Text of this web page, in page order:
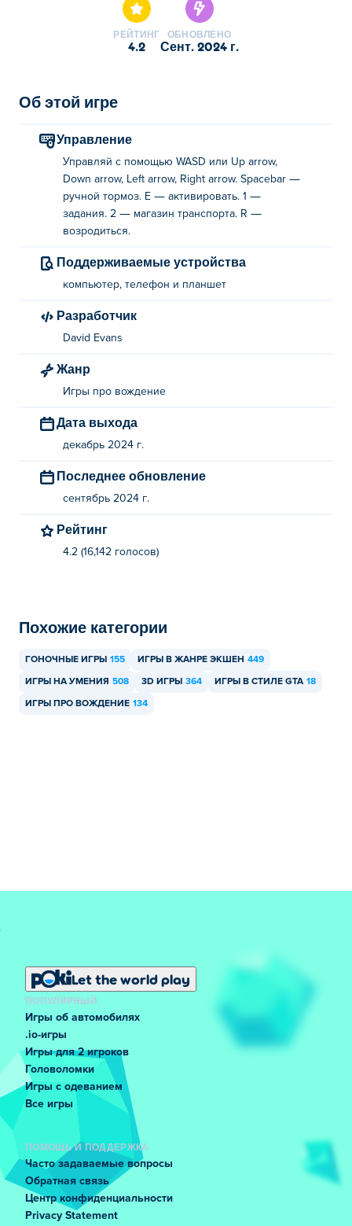
внутреннего смельчака и насладиться дикой
свободой открытой дороги! Ускоряйтесь, дрифтуйте и
выполняйте сумасшедшие трюки, проносясь по
вождения! Единственные ограничения? Ваш
монеты по пути, чтобы улучшить свой автомобиль и
выполнять забавные миссии, чтобы заработать XP. Вы
готовы отправиться в путь без границ?
Как играть в Drive Freedom?
Управление: WASD или клавиши со стрелками
Ручной тормоз: пробел
Просмотреть миссии: 1
Кто создал Drive Freedom?
Drive Freedom создан Дэвидом Эвансом. Это их
первая игра на Poki!
Как можно бесплатно поиграть в Drive
Freedom?
Вы можете играть в Drive Freedom бесплатно на Poki.
мобильных устройствах, таких как телефоны и
планшеты.
РЕЙТИНГ
4.2
ОБНОВЛЕНО
сент. 2024 г.
Об этой игре
Управление
Управляй с помощью WASD или Up arrow,
Down arrow, Left arrow, Right arrow. Spacebar —
ручной тормоз. E — активировать. 1 —
задания. 2 — магазин транспорта. R —
возродиться.
Поддерживаемые устройства
компьютер, телефон и планшет
Разработчик
David Evans
Жанр
Игры про вождение
Дата выхода
декабрь 2024 г.
Последнее обновление
сентябрь 2024 г.
Рейтинг
4.2 (16,142 голосов)
Похожие категории
ГОНОЧНЫЕ ИГРЫ 155 ИГРЫ В ЖАНРЕ ЭКШЕН 449
ИГРЫ НА УМЕНИЯ 508 3D ИГРЫ 364 ИГРЫ В СТИЛЕ GTA 18
ИГРЫ ПРО ВОЖДЕНИЕ 134
Let the world play
ПОПУЛЯРНЫЙ
Игры об автомобилях
.io-игры
Игры для 2 игроков
Головоломки
Игры с одеванием
Все игры
ПОМОЩЬ И ПОДДЕРЖКА
Часто задаваемые вопросы
Обратная связь
Центр конфиденциальности
Privacy Statement